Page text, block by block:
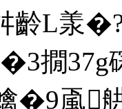
L羕
撊37 g
糖蠄�9